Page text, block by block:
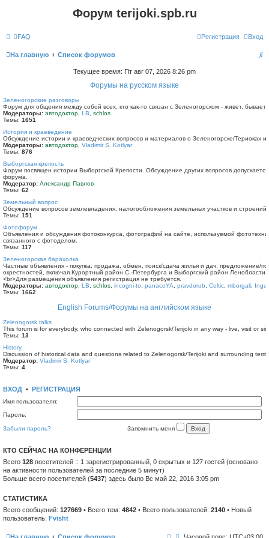
Форум terijoki.spb.ru
FAQ Вход
Регистрация
На главную Список форумов
П
Текущее время: Пт авг 07, 2026 8:26 pm
Форумы на русском языке
Зеленогорские разговоры
Форум для общения между собой всех, кто как-то связан с Зеленогорском - живет, бывает,
Модераторы: автодоктор LB
schlos
Темы: 1651
История и краеведение
Обсуждение истории и краеведческих вопросов и материалов о Зеленогорске/Териоках
Модераторы: автодоктор Vladimir S. Kotlyar
Темы: 876
Выборгская крепость
Форум посвящен истории Выборгской Крепости. Обсуждение других вопросов
форума.
Модератор: Александр Павлов
Темы: 62
Земельный вопрос
Обсуждение вопросов землевладения, налогообложения земельных участков и
Темы: 151
Фотофорум
Объявления и обсуждения фотоконкурса, фотографий на сайте, используемой
связанного с фотоделом.
Темы: 117
Зеленогорская барахолка
Частные объявления - покупка, продажа, обмен, поиск/сдача жилья и дач, предложение/
окрестностей, включая Курортный район С.-Петербурга и Выборгский район Ленобласти.
<br>Для размещения объявления регистрация не требуется.
Модераторы: автодоктор LB schlos incogni-to panaceYA pravdorub Celtic mborgali
Темы: 1662
English Forums/Форумы на английском языке
Zelenogorsk talks
This forum is for everybody, who connected with Zelenogorsk/Terijoki in any way - live, visit or
Темы: 13
History
Discussion of historical data and questions related to Zelenogorsk/Terijoki and surrounding
Модератор: Vladimir S. Kotlyar
Темы: 4
ВХОД • РЕГИСТРАЦИЯ
Имя пользователя:
Пароль:
Забыли пароль? Запомнить меня
КТО СЕЙЧАС НА КОНФЕРЕНЦИИ
Всего 128 посетителей :: 1 зарегистрированный, 0 скрытых и 127 гостей (основано
на активности пользователей за последние 5 минут)
Больше всего посетителей (5437) здесь было Вс май 22, 2016 3:05 pm
СТАТИСТИКА
Всего сообщений: 127669 • Всего тем: 4842 • Всего пользователей: 2140 • Новый
пользователь: Fvisht
На главную Список форумов Часовой пояс: UTC+03:00